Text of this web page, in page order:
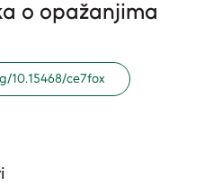
o opažanjima
10.15468/ce7fox